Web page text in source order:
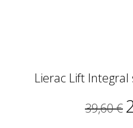
Lierac Lift
39,60 €